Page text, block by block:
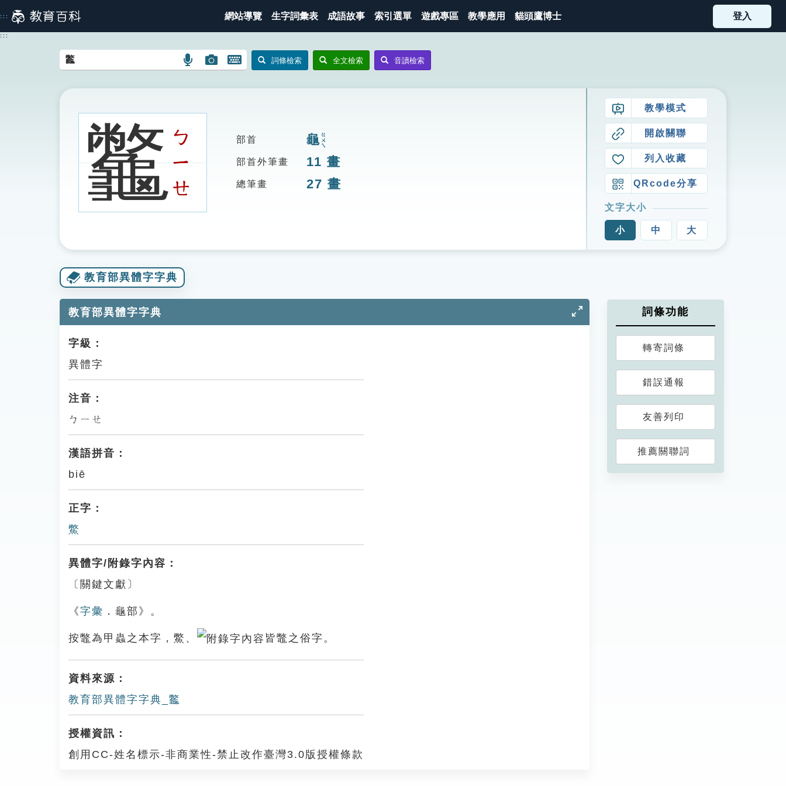
到
主
::: 網站導覽 生字詞彙表 成語故事 索引選單 遊戲專區 教學應用 貓頭鷹博士 登入
:::
語
搜
圖
圖
搜
開
鍵
詞條檢索 全文檢索 音讀檢索
龞ㄅ
ㄧ
ㄝ
部首 龜ㄍㄨㄟ
部首外筆畫 11 畫
總筆畫 27 畫
教學模式
開啟關聯
列入收藏
QRcode分享
文字大小
小 中 大
教育部異體字字典
教育部異體字字典
字級：
異體字
注音：
ㄅㄧㄝ
漢語拼音：
biē
正字：
鱉
異體字/附錄字內容：
〔關鍵文獻〕
《字彙 ．龜部》。
按鼈為甲蟲之本字，鱉、 皆鼈之俗字。
資料來源：
教育部異體字字典_龞
授權資訊：
創用CC-姓名標示-非商業性-禁止改作臺灣3.0版授權條款
詞條功能
轉寄詞條
錯誤通報
友善列印
推薦關聯詞